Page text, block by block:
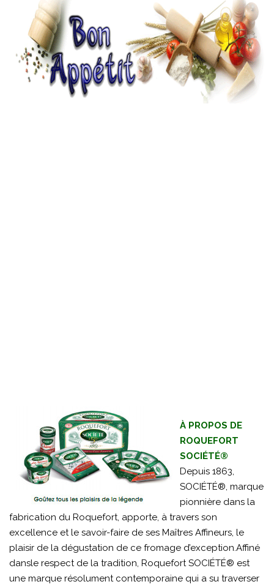
À PROPOS DE
ROQUEFORT
SOCIÉTÉ®
Depuis 1863,
SOCIÉTÉ®, marque
pionnière dans la
fabrication du Roquefort, apporte, à travers son
excellence et le savoir-faire de ses Maîtres Affineurs, le
plaisir de la dégustation de ce fromage d’exception.Affiné
dansle respect de la tradition, Roquefort SOCIÉTÉ® est
une marque résolument contemporaine qui a su traverser